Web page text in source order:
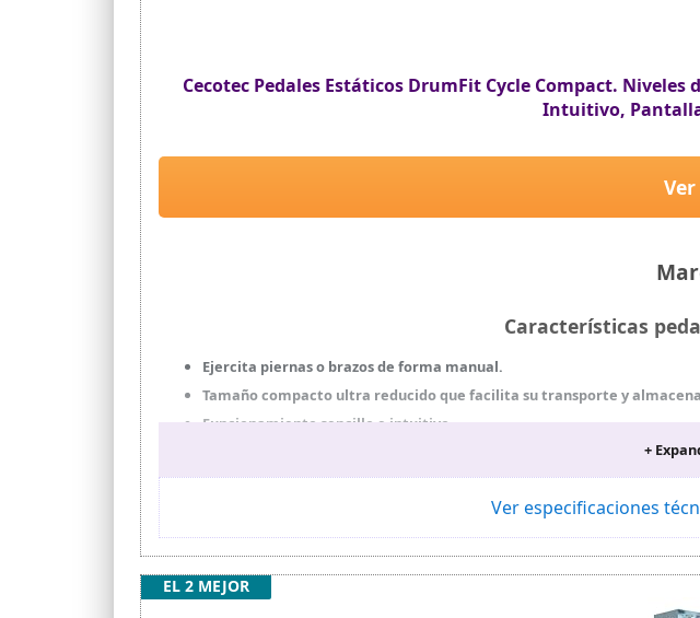
Cecotec Pedales Estáticos DrumFit Cycle Compact.
Intuitivo, Pantalla
Características
Ejercita piernas o brazos de forma manual.
Tamaño compacto ultra reducido que facilita su transporte y
Funcionamiento sencillo e intuitivo.
Pantalla LCD de alta visibilidad que muestra: tiempo, velocidad,
Niveles de resistencia regulables manualmente para adaptar el
+
Ver especificaciones
EL 2 MEJOR